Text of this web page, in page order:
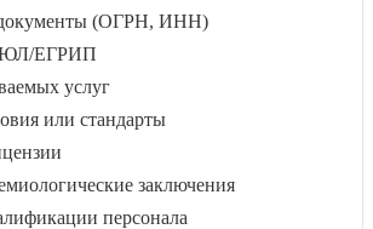
(ОГРН, ИНН)
ЕГРИП
услуг
или стандарты
заключения
персонала